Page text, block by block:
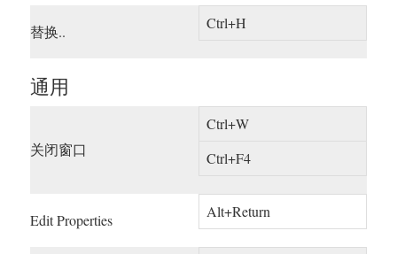
替换.. Ctrl+H
通用
关闭窗口
Ctrl+W
Ctrl+F4
Edit Properties Alt+Return